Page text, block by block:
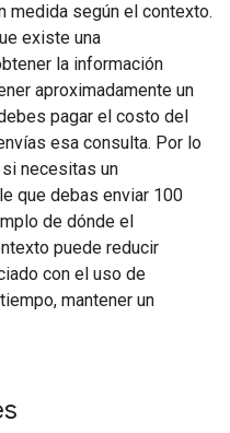
medida según el contexto.
existe una
la información
aproximadamente un
pagar el costo del
esa consulta. Por lo
necesitas un
que debas enviar 100
de dónde el
puede reducir
con el uso de
mantener un